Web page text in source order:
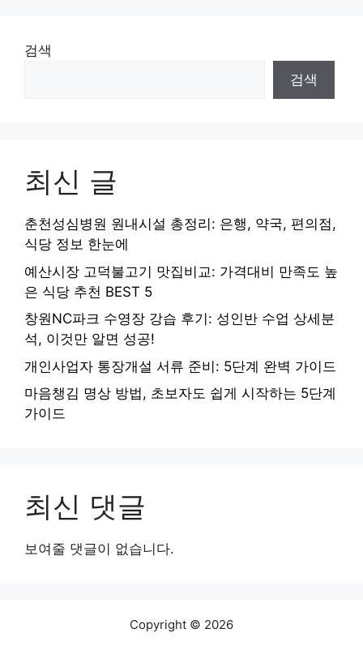
검색
검색
최신 글
춘천성심병원 원내시설 총정리: 은행, 약국, 편의점,
식당 정보 한눈에
예산시장 고덕불고기 맛집비교: 가격대비 만족도 높
은 식당 추천 BEST 5
창원NC파크 수영장 강습 후기: 성인반 수업 상세분
석, 이것만 알면 성공!
개인사업자 통장개설 서류 준비: 5단계 완벽 가이드
마음챙김 명상 방법, 초보자도 쉽게 시작하는 5단계
가이드
최신 댓글
보여줄 댓글이 없습니다.
Copyright © 2026